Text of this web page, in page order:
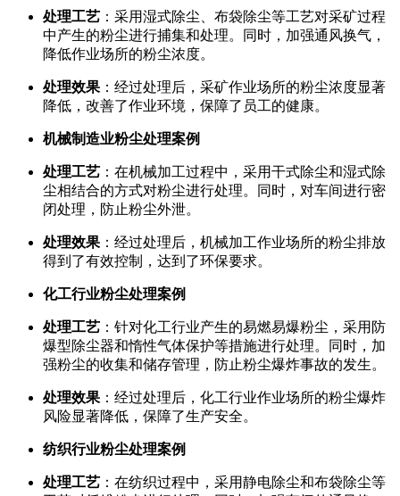
处理工艺 ：采用湿式除尘、布袋除尘等工艺对采矿过程
中产生的粉尘进行捕集和处理。同时，加强通风换气，
降低作业场所的粉尘浓度。
处理效果 ：经过处理后，采矿作业场所的粉尘浓度显著
降低，改善了作业环境，保障了员工的健康。
机械制造业粉尘处理案例
处理工艺 ：在机械加工过程中，采用干式除尘和湿式除
尘相结合的方式对粉尘进行处理。同时，对车间进行密
闭处理，防止粉尘外泄。
处理效果 ：经过处理后，机械加工作业场所的粉尘排放
得到了有效控制，达到了环保要求。
化工行业粉尘处理案例
处理工艺 ：针对化工行业产生的易燃易爆粉尘，采用防
爆型除尘器和惰性气体保护等措施进行处理。同时，加
强粉尘的收集和储存管理，防止粉尘爆炸事故的发生。
处理效果 ：经过处理后，化工行业作业场所的粉尘爆炸
风险显著降低，保障了生产安全。
纺织行业粉尘处理案例
处理工艺 ：在纺织过程中，采用静电除尘和布袋除尘等